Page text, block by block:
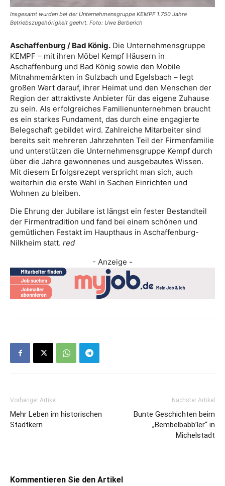
Insgesamt wurden bei der Unternehmensgruppe KEMPF 1.750 Jahre
Betriebszugehörigkeit geehrt. Foto: Uwe Berberich
Aschaffenburg / Bad König. Die Unternehmensgruppe
KEMPF – mit ihren Möbel Kempf Häusern in
Aschaffenburg und Bad König sowie den Mobile
Mitnahmemärkten in Sulzbach und Egelsbach – legt
großen Wert darauf, ihrer Heimat und den Menschen der
Region der attraktivste Anbieter für das eigene Zuhause
zu sein. Als erfolgreiches Familienunternehmen braucht
es ein starkes Fundament, das durch eine engagierte
Belegschaft gebildet wird. Zahlreiche Mitarbeiter sind
bereits seit mehreren Jahrzehnten Teil der Firmenfamilie
und unterstützen die Unternehmensgruppe Kempf durch
über die Jahre gewonnenes und ausgebautes Wissen.
Mit diesem Erfolgsrezept verspricht man sich, auch
weiterhin die erste Wahl in Sachen Einrichten und
Wohnen zu bleiben.
Die Ehrung der Jubilare ist längst ein fester Bestandteil
der Firmentradition und fand bei einem schönen und
gemütlichen Festakt im Haupthaus in Aschaffenburg-
Nilkheim statt. red
- Anzeige -
Vorheriger Artikel
Mehr Leben im historischen
Stadtkern
Nächster Artikel
Bunte Geschichten beim
„Bembelbabb’ler“ in
Michelstadt
Kommentieren Sie den Artikel